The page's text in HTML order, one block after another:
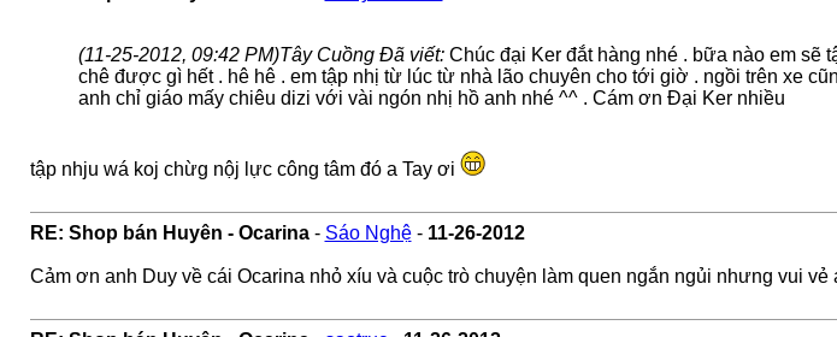
(11-25-2012, 09:42 PM)Tây Cuồng Đã viết: Chúc đại Ker đắt hàng nhé . bữa nào em sẽ
chê được gì hết . hê hê . em tập nhị từ lúc từ nhà lão chuyên cho tới giờ . ngồi trên xe
anh chỉ giáo mấy chiêu dizi với vài ngón nhị hồ anh nhé ^^ . Cám ơn Đại Ker nhiều
tập nhju wá koj chừg nộj lực công tâm đó a Tay ơi
RE: Shop bán Huyên - Ocarina- Sáo Nghệ- 11-26-2012
Cảm ơn anh Duy về cái Ocarina nhỏ xíu và cuộc trò chuyện làm quen ngắn ngủi nhưng vui vẻ